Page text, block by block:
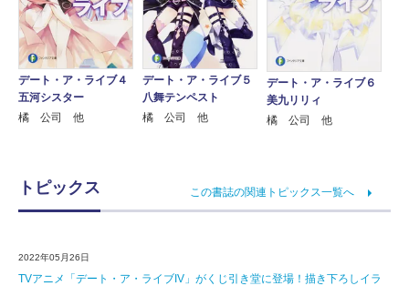
デート・ア・ライブ４
五河シスター
橘 公司 他
デート・ア・ライブ５
八舞テンペスト
橘 公司 他
デート・ア・ライブ６
美九リリィ
橘 公司 他
トピックス この書誌の関連トピックス一覧へ
2022年05月26日
TVアニメ「デート・ア・ライブIV」がくじ引き堂に登場！描き下ろしイラ